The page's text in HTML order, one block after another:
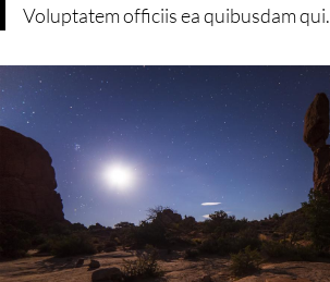
Voluptatem officiis ea quibusdam qui.